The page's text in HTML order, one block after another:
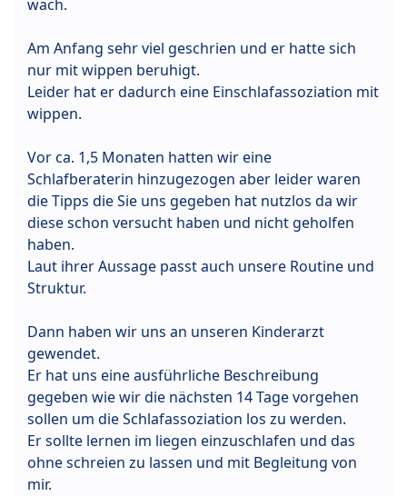
wach.
Am Anfang sehr viel geschrien und er hatte sich
nur mit wippen beruhigt.
Leider hat er dadurch eine Einschlafassoziation mit
wippen.
Vor ca. 1,5 Monaten hatten wir eine
Schlafberaterin hinzugezogen aber leider waren
die Tipps die Sie uns gegeben hat nutzlos da wir
diese schon versucht haben und nicht geholfen
haben.
Laut ihrer Aussage passt auch unsere Routine und
Struktur.
Dann haben wir uns an unseren Kinderarzt
gewendet.
Er hat uns eine ausführliche Beschreibung
gegeben wie wir die nächsten 14 Tage vorgehen
sollen um die Schlafassoziation los zu werden.
Er sollte lernen im liegen einzuschlafen und das
ohne schreien zu lassen und mit Begleitung von
mir.